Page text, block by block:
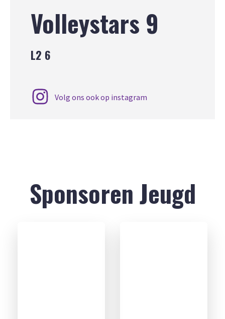
Volleystars 9
L2 6
Volg ons ook op instagram
Sponsoren Jeugd